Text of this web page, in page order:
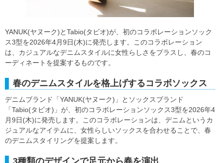
YANUK(ヤヌーク)とTabio(タビオ)が、初のコラボレーションソック
ス3型を2026年4月9日(木)に発売します。このコラボレーション
は、カジュアルなデニムスタイルに女性らしさをプラスし、春のコ
ーディネートを提案するものです。
春のデニムスタイルを格上げするコラボソックス
デニムブランド「YANUK(ヤヌーク)」とソックスブランド
「Tabio(タビオ)」が、初のコラボレーションソックス3型を2026年4
月9日(木)に発売します。このコラボレーションは、デニムというカ
ジュアルなアイテムに、女性らしいソックスを合わせることで、春
のデニムスタイリングを提案します。
3種類のデザインで足元から春を演出